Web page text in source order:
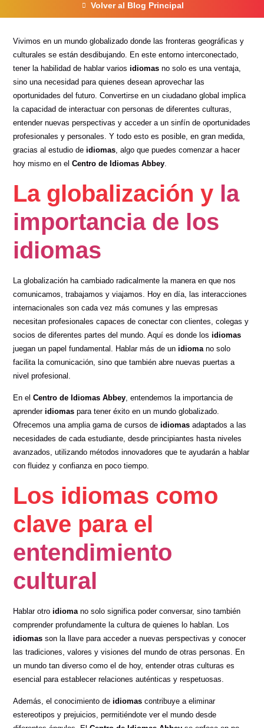
Volver al Blog Principal
Vivimos en un mundo globalizado donde las fronteras geográficas y
culturales se están desdibujando. En este entorno interconectado,
tener la habilidad de hablar varios idiomasno solo es una ventaja,
sino una necesidad para quienes desean aprovechar las
oportunidades del futuro. Convertirse en un ciudadano global implica
la capacidad de interactuar con personas de diferentes culturas,
entender nuevas perspectivas y acceder a un sinfín de oportunidades
profesionales y personales. Y todo esto es posible, en gran medida,
gracias al estudio de idiomas, algo que puedes comenzar a hacer
hoy mismo en el Centro de Idiomas Abbey.
La globalización y la
importancia de los
idiomas
La globalización ha cambiado radicalmente la manera en que nos
comunicamos, trabajamos y viajamos. Hoy en día, las interacciones
internacionales son cada vez más comunes y las empresas
necesitan profesionales capaces de conectar con clientes, colegas y
socios de diferentes partes del mundo. Aquí es donde los idiomas
juegan un papel fundamental. Hablar más de un idiomano solo
facilita la comunicación, sino que también abre nuevas puertas a
nivel profesional.
En el Centro de Idiomas Abbey, entendemos la importancia de
aprender idiomaspara tener éxito en un mundo globalizado.
Ofrecemos una amplia gama de cursos de idiomasadaptados a las
necesidades de cada estudiante, desde principiantes hasta niveles
avanzados, utilizando métodos innovadores que te ayudarán a hablar
con fluidez y confianza en poco tiempo.
Los idiomas como
clave para el
entendimiento
cultural
Hablar otro idiomano solo significa poder conversar, sino también
comprender profundamente la cultura de quienes lo hablan. Los
idiomasson la llave para acceder a nuevas perspectivas y conocer
las tradiciones, valores y visiones del mundo de otras personas. En
un mundo tan diverso como el de hoy, entender otras culturas es
esencial para establecer relaciones auténticas y respetuosas.
Además, el conocimiento de idiomascontribuye a eliminar
estereotipos y prejuicios, permitiéndote ver el mundo desde